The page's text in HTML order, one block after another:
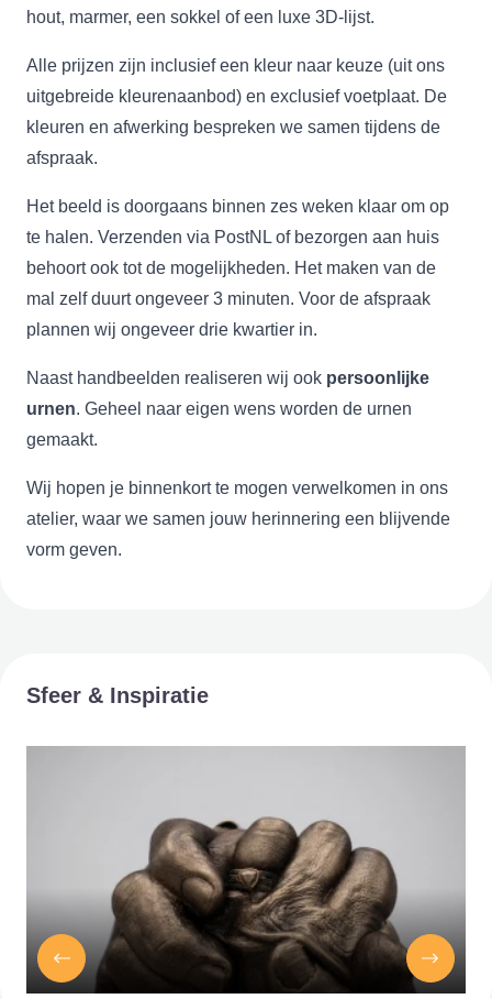
hout, marmer, een sokkel of een luxe 3D-lijst.
Alle prijzen zijn inclusief een kleur naar keuze (uit ons
uitgebreide kleurenaanbod) en exclusief voetplaat. De
kleuren en afwerking bespreken we samen tijdens de
afspraak.
Het beeld is doorgaans binnen zes weken klaar om op
te halen. Verzenden via PostNL of bezorgen aan huis
behoort ook tot de mogelijkheden. Het maken van de
mal zelf duurt ongeveer 3 minuten. Voor de afspraak
plannen wij ongeveer drie kwartier in.
Naast handbeelden realiseren wij ook persoonlijke
urnen. Geheel naar eigen wens worden de urnen
gemaakt.
Wij hopen je binnenkort te mogen verwelkomen in ons
atelier, waar we samen jouw herinnering een blijvende
vorm geven.
Sfeer & Inspiratie